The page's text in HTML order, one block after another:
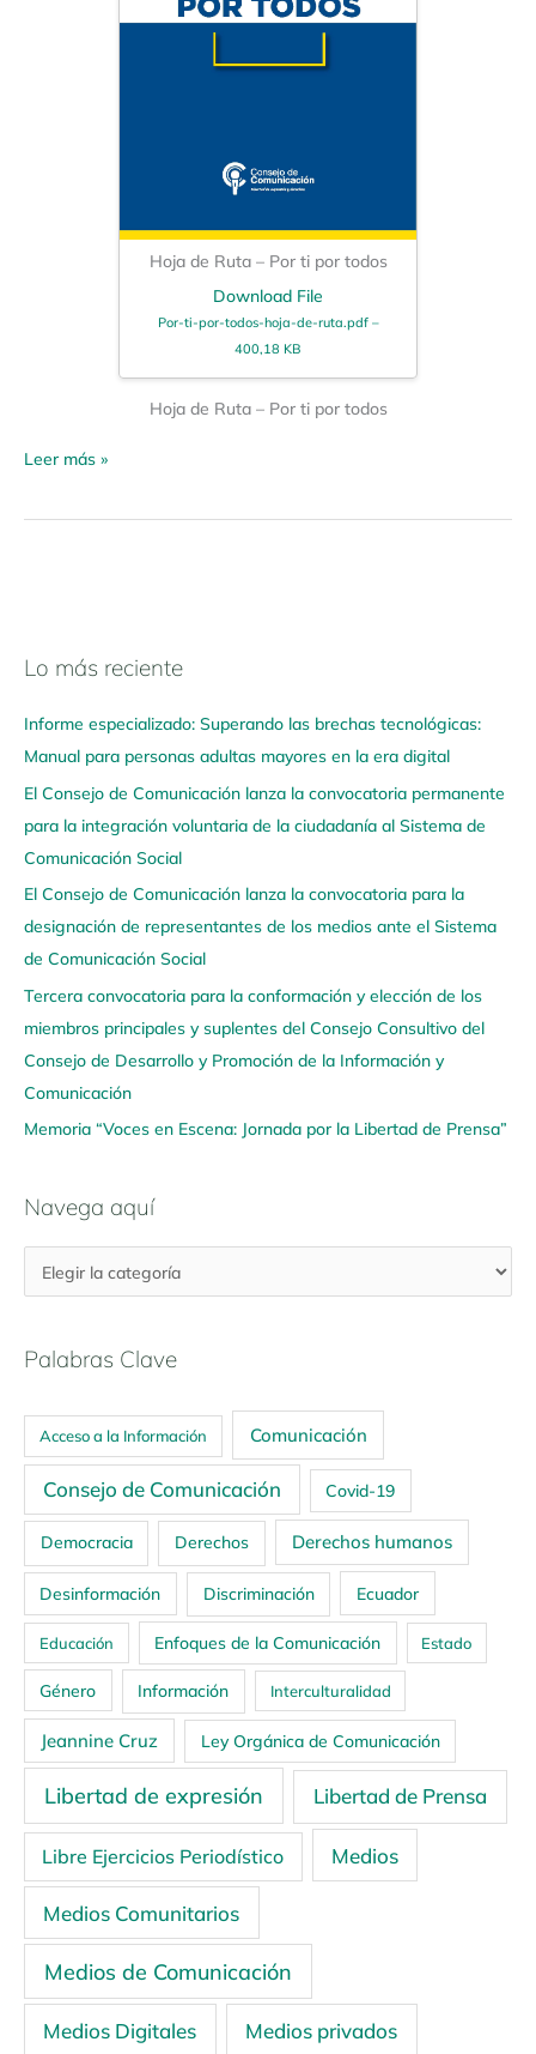
Hoja de Ruta – Por ti por todos
Download File
Por-ti-por-todos-hoja-de-ruta.pdf –
400,18 KB
Hoja de Ruta – Por ti por todos
Leer más »
Lo más reciente
Informe especializado: Superando las brechas tecnológicas:
Manual para personas adultas mayores en la era digital
El Consejo de Comunicación lanza la convocatoria permanente
para la integración voluntaria de la ciudadanía al Sistema de
Comunicación Social
El Consejo de Comunicación lanza la convocatoria para la
designación de representantes de los medios ante el Sistema
de Comunicación Social
Tercera convocatoria para la conformación y elección de los
miembros principales y suplentes del Consejo Consultivo del
Consejo de Desarrollo y Promoción de la Información y
Comunicación
Memoria “Voces en Escena: Jornada por la Libertad de Prensa”
Navega aquí
N
v
e
g
a
a
q
u
í
Palabras Clave
Acceso a la Información Comunicación
Consejo de Comunicación Covid-19
Democracia Derechos Derechos humanos
Desinformación Discriminación Ecuador
Educación Enfoques de la Comunicación Estado
Género Información Interculturalidad
Jeannine Cruz Ley Orgánica de Comunicación
Libertad de expresión Libertad de Prensa
Libre Ejercicios Periodístico Medios
Medios Comunitarios
Medios de Comunicación
Medios Digitales Medios privados